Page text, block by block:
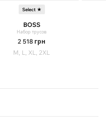
Select ★
BOSS
Набор трусов
2 518 грн
M, L, XL, 2XL